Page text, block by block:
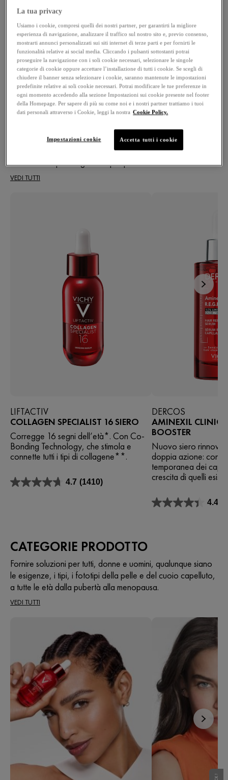
INNOVAZIONI E BEST SELLER
Le formule dei prodotti per la cura della pelle vichy sono
sviluppate e testate con professionisti della salute e
raccomandate da 50.000 dermatologi. Scopri le nostre
formulazioni ipoallergeniche per pelli sensibili.
VEDI TUTTI
LIFTACTIV
COLLAGEN SPECIALIST 16 SIERO
Corregge 16 segni dell’età*. Con Co-
Bonding Technology, che stimola e
connette tutti i tipi di collagene**.
4.7 (1410)
4.7
DERCOS
AMINEXIL
BOOSTER
Nuovo siero
doppia azione:
temporanea dei
crescita di quelli
4.4
4.4
CATEGORIE PRODOTTO
Fornire soluzioni per tutti, donne e uomini, qualunque siano
le esigenze, i tipi, i fototipi della pelle e del cuoio capelluto,
a tutte le età dalla pubertà alla menopausa.
VEDI TUTTI
La tua privacy
Usiamo i cookie, compresi quelli dei nostri partner, per garantirti la migliore
esperienza di navigazione, analizzare il traffico sul nostro sito e, previo consenso,
mostrarti annunci personalizzati sui siti internet di terze parti e per fornirti le
funzionalità relative ai social media. Cliccando i pulsanti sottostanti potrai
proseguire la navigazione con i soli cookie necessari, selezionare le singole
categorie di cookie oppure accettare l’installazione di tutti i cookie. Se scegli di
chiudere il banner senza selezionare i cookie, saranno mantenute le impostazioni
predefinite relative ai soli cookie necessari. Potrai modificare le tue preferenze in
ogni momento accedendo alla sezione Impostazioni sui cookie presente nel footer
della Homepage. Per sapere di più su come noi e i nostri partner trattiamo i tuoi
dati personali attraverso i Cookie, leggi la nostra Cookie Policy.
Impostazioni cookie Accetta tutti i cookie